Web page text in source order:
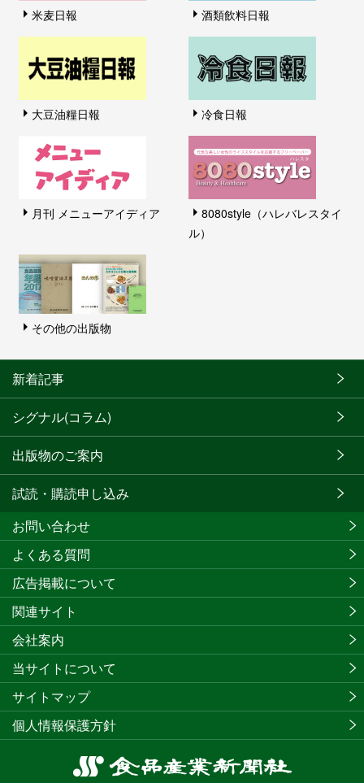
米麦日報 酒類飲料日報
大豆油糧日報 冷食日報
月刊 メニューアイディア
8080style（ハレバレスタイ
ル）
その他の出版物
新着記事
シグナル(コラム)
出版物のご案内
試読・購読申し込み
食
お問い合わせ
よくある質問
広告掲載について
関連サイト
会社案内
当サイトについて
サイトマップ
個人情報保護方針